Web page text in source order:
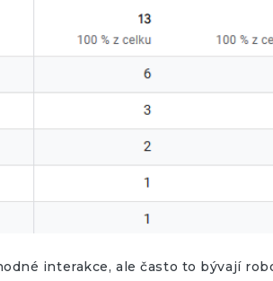
interakce, ale často to bývají